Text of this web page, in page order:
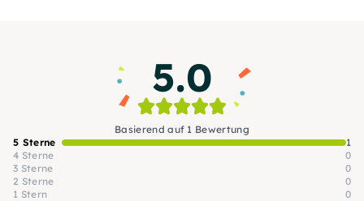
5.0
Basierend auf 1 Bewertung
5 Sterne
1
4 Sterne
0
3 Sterne
0
2 Sterne
0
1 Stern
0